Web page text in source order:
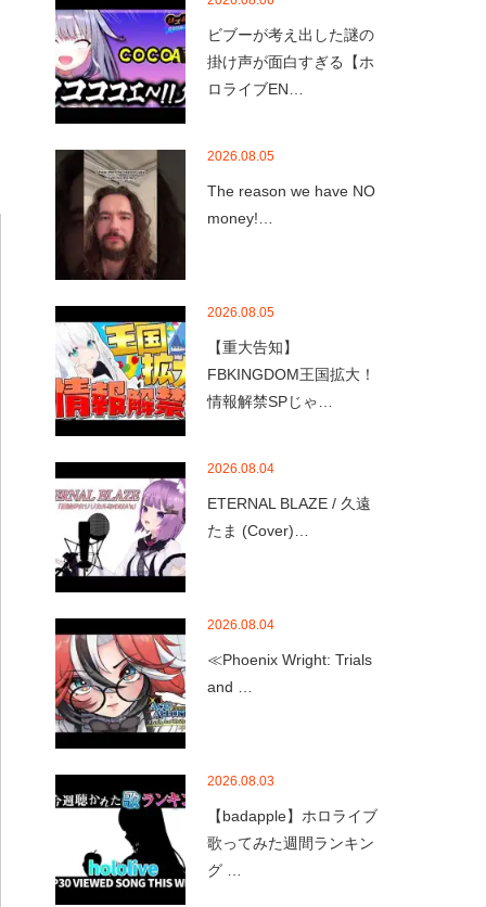
ビブーが考え出した謎の
掛け声が面白すぎる【ホ
ロライブEN…
2026.08.05
The reason we have NO
money!…
2026.08.05
【重大告知】
FBKINGDOM王国拡大！
情報解禁SPじゃ…
2026.08.04
ETERNAL BLAZE / 久遠
たま (Cover)…
2026.08.04
≪Phoenix Wright: Trials
and …
2026.08.03
【badapple】ホロライブ
歌ってみた週間ランキン
グ …